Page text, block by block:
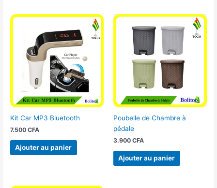
Kit Car MP3 Bluetooth
7.500CFA
Ajouter au panier
Poubelle de Chambre à
pédale
3.900 CFA
Ajouter au panier